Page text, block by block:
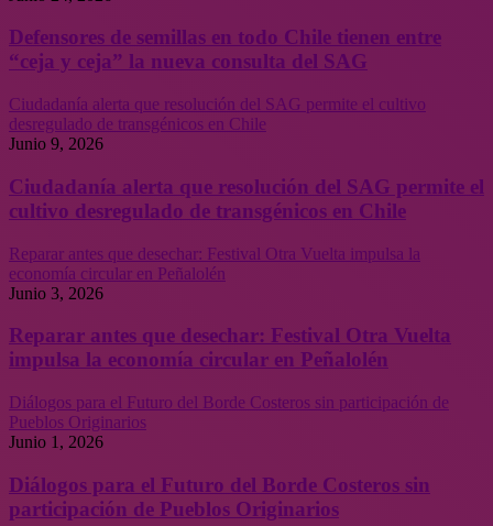
Defensores de semillas en todo Chile tienen entre
“ceja y ceja” la nueva consulta del SAG
Ciudadanía alerta que resolución del SAG permite el cultivo
desregulado de transgénicos en Chile
Junio 9, 2026
Ciudadanía alerta que resolución del SAG permite el
cultivo desregulado de transgénicos en Chile
Reparar antes que desechar: Festival Otra Vuelta impulsa la
economía circular en Peñalolén
Junio 3, 2026
Reparar antes que desechar: Festival Otra Vuelta
impulsa la economía circular en Peñalolén
Diálogos para el Futuro del Borde Costeros sin participación de
Pueblos Originarios
Junio 1, 2026
Diálogos para el Futuro del Borde Costeros sin
participación de Pueblos Originarios